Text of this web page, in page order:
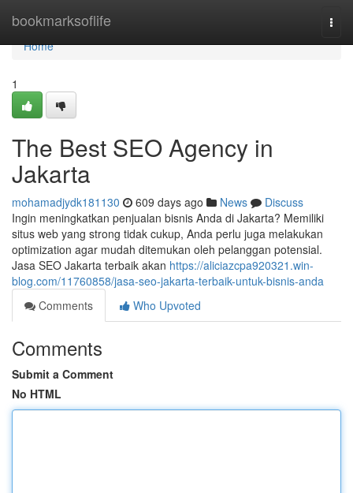
bookmarksoflife
Home
Home
1
The Best SEO Agency in
Jakarta
mohamadjydk181130 609 days ago News
Discuss
Ingin meningkatkan penjualan bisnis Anda di Jakarta? Memiliki
situs web yang strong tidak cukup, Anda perlu juga melakukan
optimization agar mudah ditemukan oleh pelanggan potensial.
Jasa SEO Jakarta terbaik akan https://aliciazcpa920321.win-
blog.com/11760858/jasa-seo-jakarta-terbaik-untuk-bisnis-anda
Comments
Who Upvoted
Comments
Submit a Comment
No HTML